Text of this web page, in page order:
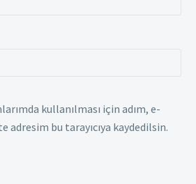
kullanılması için adım, e-
adresim bu tarayıcıya kaydedilsin.